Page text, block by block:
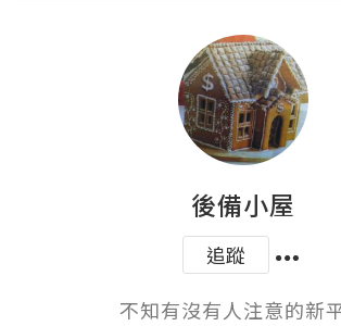
後備小屋
追蹤
不知有沒有人注意的新